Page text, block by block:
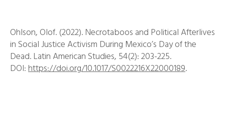
Ohlson, Olof. (2022). Necrotaboos and Political Afterlives
in Social Justice Activism During Mexico’s Day of the
Dead.Latin American Studies, 54(2): 203-225.
DOI:https://doi.org/10.1017/S0022216X22000189.